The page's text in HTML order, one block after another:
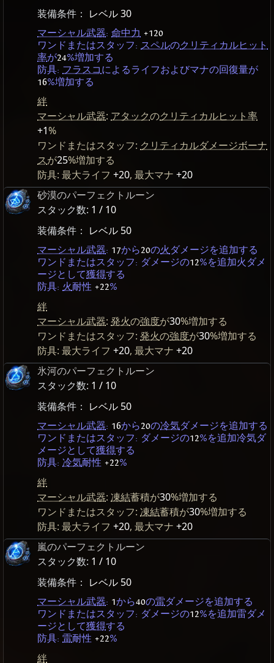
装備条件： レベル 30
マーシャル武器: 命中力 +120
ワンドまたはスタッフ: スペルのクリティカルヒット
率が24%増加する
防具: フラスコ によるライフおよびマナの回復量が
16%増加する
絆
マーシャル武器: アタックのクリティカルヒット率
+1%
ワンドまたはスタッフ: クリティカルダメージボーナ
スが25%増加する
防具: 最大ライフ +20, 最大マナ +20
砂漠のパーフェクトルーン
スタック数: 1 / 10
装備条件： レベル 50
マーシャル武器: 17から20の火 ダメージを追加する
ワンドまたはスタッフ: ダメージの12%を追加火ダメ
ージとして獲得する
防具: 火耐性 +22%
絆
マーシャル武器: 発火の強度が30%増加する
ワンドまたはスタッフ: 発火の強度が30%増加する
防具: 最大ライフ +20, 最大マナ +20
氷河のパーフェクトルーン
スタック数: 1 / 10
装備条件： レベル 50
マーシャル武器: 16から20の冷気ダメージを追加する
ワンドまたはスタッフ: ダメージの12%を追加冷気ダ
メージとして獲得する
防具: 冷気耐性 +22%
絆
マーシャル武器: 凍結蓄積が30%増加する
ワンドまたはスタッフ: 凍結蓄積が30%増加する
防具: 最大ライフ +20, 最大マナ +20
嵐のパーフェクトルーン
スタック数: 1 / 10
装備条件： レベル 50
マーシャル武器: 1から40の雷ダメージを追加する
ワンドまたはスタッフ: ダメージの12%を追加雷ダメ
ージとして獲得する
防具: 雷耐性 +22%
絆